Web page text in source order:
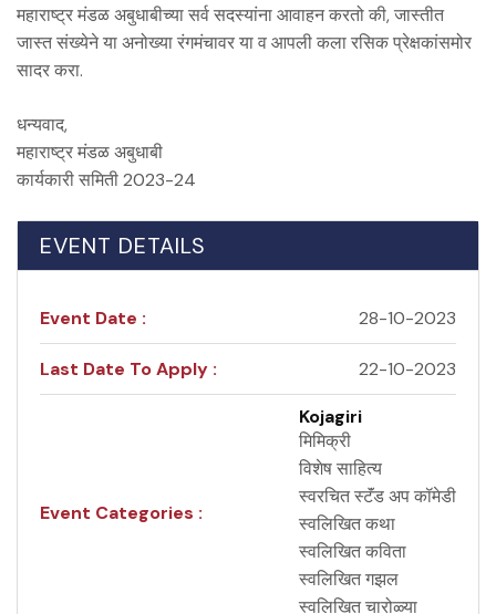
महाराष्ट्र मंडळ अबुधाबीच्या सर्व सदस्यांना आवाहन करतो की, जास्तीत
जास्त संख्येने या अनोख्या रंगमंचावर या व आपली कला रसिक प्रेक्षकांसमोर
सादर करा.
धन्यवाद,
महाराष्ट्र मंडळ अबुधाबी
कार्यकारी समिती 2023-24
EVENT DETAILS
Event Date : 28-10-2023
Last Date To Apply : 22-10-2023
Event Categories :
Kojagiri
मिमिक्री
विशेष साहित्य
स्वरचित स्टॅंड अप कॉमेडी
स्वलिखित कथा
स्वलिखित कविता
स्वलिखित गझल
स्वलिखित चारोळ्या